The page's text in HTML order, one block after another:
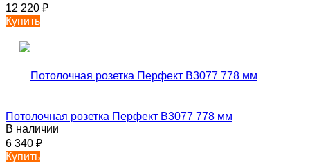
12 220 ₽
Купить
Потолочная розетка Перфект B3077 778 мм
В наличии
6 340 ₽
Купить